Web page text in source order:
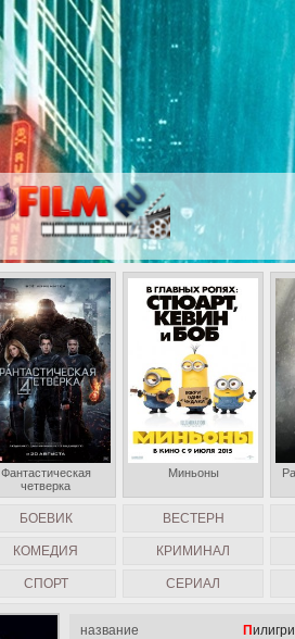
название
БОЕВИК ВЕСТЕРН
КОМЕДИЯ КРИМИНАЛ
СПОРТ СЕРИАЛ
Фантастическая
четверка
Миньоны